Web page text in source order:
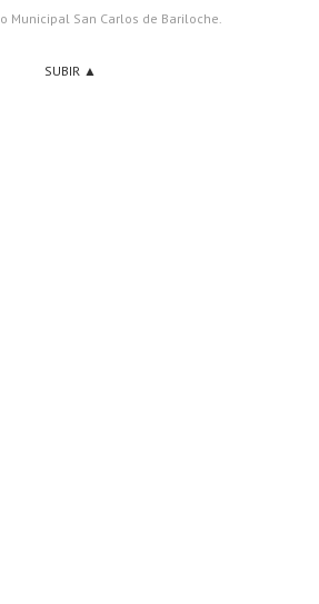
Municipal San Carlos de Bariloche.
SUBIR ▲